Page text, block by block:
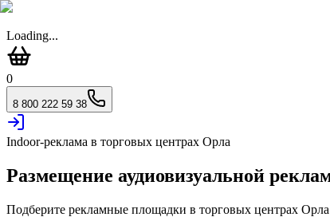
Loading...
0
8 800 222 59 38
Indoor-реклама в торговых центрах Орла
Размещение аудиовизуальной
Подберите рекламные площадки в торговых центрах Орла